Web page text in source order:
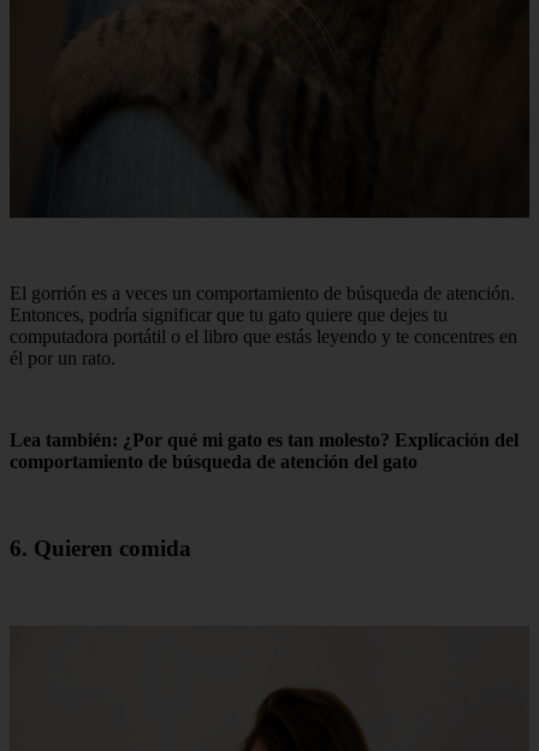
El gorrión es a veces un comportamiento de búsqueda de atención.
Entonces, podría significar que tu gato quiere que dejes tu
computadora portátil o el libro que estás leyendo y te concentres en
él por un rato.
Lea también: ¿Por qué mi gato es tan molesto? Explicación del
comportamiento de búsqueda de atención del gato
6. Quieren comida